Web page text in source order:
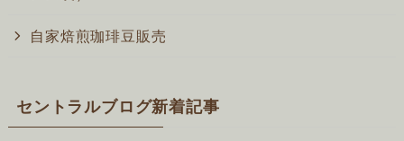
自家焙煎珈琲豆販売
セントラルブログ新着記事